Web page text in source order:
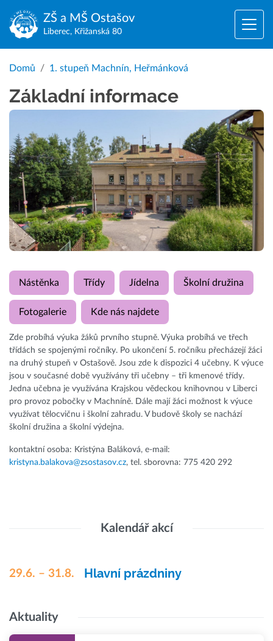
ZŠ a MŠ Ostašov
Liberec, Křižanská 80
Domů 1. stupeň Machnín, Heřmánková
Základní informace
Nástěnka Třídy Jídelna Školní družina
Fotogalerie Kde nás najdete
Zde probíhá výuka žáků prvního stupně. Výuka probíhá ve třech
třídách se spojenými ročníky. Po ukončení 5. ročníku přecházejí žáci
na druhý stupeň v Ostašově. Jsou zde k dispozici 4 učebny. K výuce
jsou v současné době využívány tři učebny – tři kmenové třídy.
Jedna učebna je využívána Krajskou vědeckou knihovnou v Liberci
pro provoz pobočky v Machníně. Dále mají žáci možnost k výuce
využívat tělocvičnu i školní zahradu. V budově školy se nachází
školní družina a školní výdejna.
kontaktní osoba: Kristýna Baláková, e-mail:
kristyna.balakova@zsostasov.cz, tel. sborovna: 775 420 292
Kalendář akcí
29.6. – 31.8. Hlavní prázdniny
Aktuality